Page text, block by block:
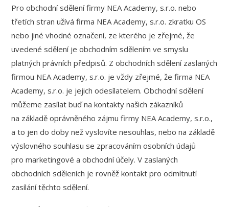
Pro obchodní sdělení firmy NEA Academy, s.r.o. nebo
třetích stran užívá firma NEA Academy, s.r.o. zkratku OS
nebo jiné vhodné označení, ze kterého je zřejmé, že
uvedené sdělení je obchodním sdělením ve smyslu
platných právních předpisů. Z obchodních sdělení zaslaných
firmou NEA Academy, s.r.o. je vždy zřejmé, že firma NEA
Academy, s.r.o. je jejich odesílatelem. Obchodní sdělení
můžeme zasílat buď na kontakty našich zákazníků
na základě oprávněného zájmu firmy NEA Academy, s.r.o.,
a to jen do doby než vyslovíte nesouhlas, nebo na základě
výslovného souhlasu se zpracováním osobních údajů
pro marketingové a obchodní účely. V zaslaných
obchodních sděleních je rovněž kontakt pro odmítnutí
zasílání těchto sdělení.